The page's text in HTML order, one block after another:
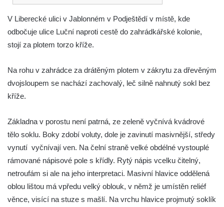
v Kamenném Újezdě
Kříž na křižovatce ulic 5. května a Dělnická
v Kamenném Újezdě
Kříž v Dělnické ulici v Kamenném Újezdě
Boží muka na křižovatce ulic Latrán a K
Kříž u kostela svatého Václava ve Velešíně
Kříž u brány na hřbitov ve Velešíně
Kříž na zahradě domu čp. 127 v Římově
Kříž u fary v Římově
Kříž u lípy Jana Gurreho v Římově
Boží muka u hřbitova v Římově
V Liberecké ulici v Jablonném v Podještědí v místě, kde
odbočuje ulice Luční naproti cestě do zahrádkářské kolonie,
stojí za plotem torzo kříže.
Na rohu v zahrádce za drátěným plotem v zákrytu za dřevěným
dvojsloupem se nachází zachovalý, leč silně nahnutý sokl bez
kříže.
Základna v porostu není patrná, ze zeleně vyčnívá kvádrové
tělo soklu. Boky zdobí voluty, dole je zavinutí masivnější, středy
vynutí vyčnívají ven. Na čelní straně velké obdélné vystouplé
rámované nápisové pole s křídly. Rytý nápis vcelku čitelný,
netroufám si ale na jeho interpretaci. Masivní hlavice oddělená
oblou lištou má vpředu velký oblouk, v němž je umístěn reliéf
věnce, visící na stuze s mašlí. Na vrchu hlavice projmutý soklík